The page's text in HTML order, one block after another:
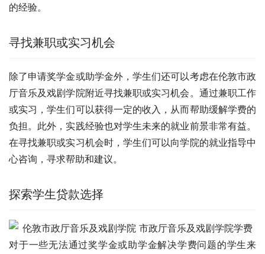
的经验。
寻找兼职或实习机会
除了申请奖学金或助学金外，学生们还可以考虑在伦敦市政
厅音乐及戏剧学院附近寻找兼职或实习机会。通过兼职工作
或实习，学生们可以获得一定的收入，从而帮助缓解学费的
负担。此外，实践经验也对学生未来的就业前景非常有益。
在寻找兼职或实习机会时，学生们可以向学院的就业指导中
心咨询，寻求帮助和建议。
探索学生贷款选择
对于一些无法通过奖学金或助学金解决学费问题的学生来